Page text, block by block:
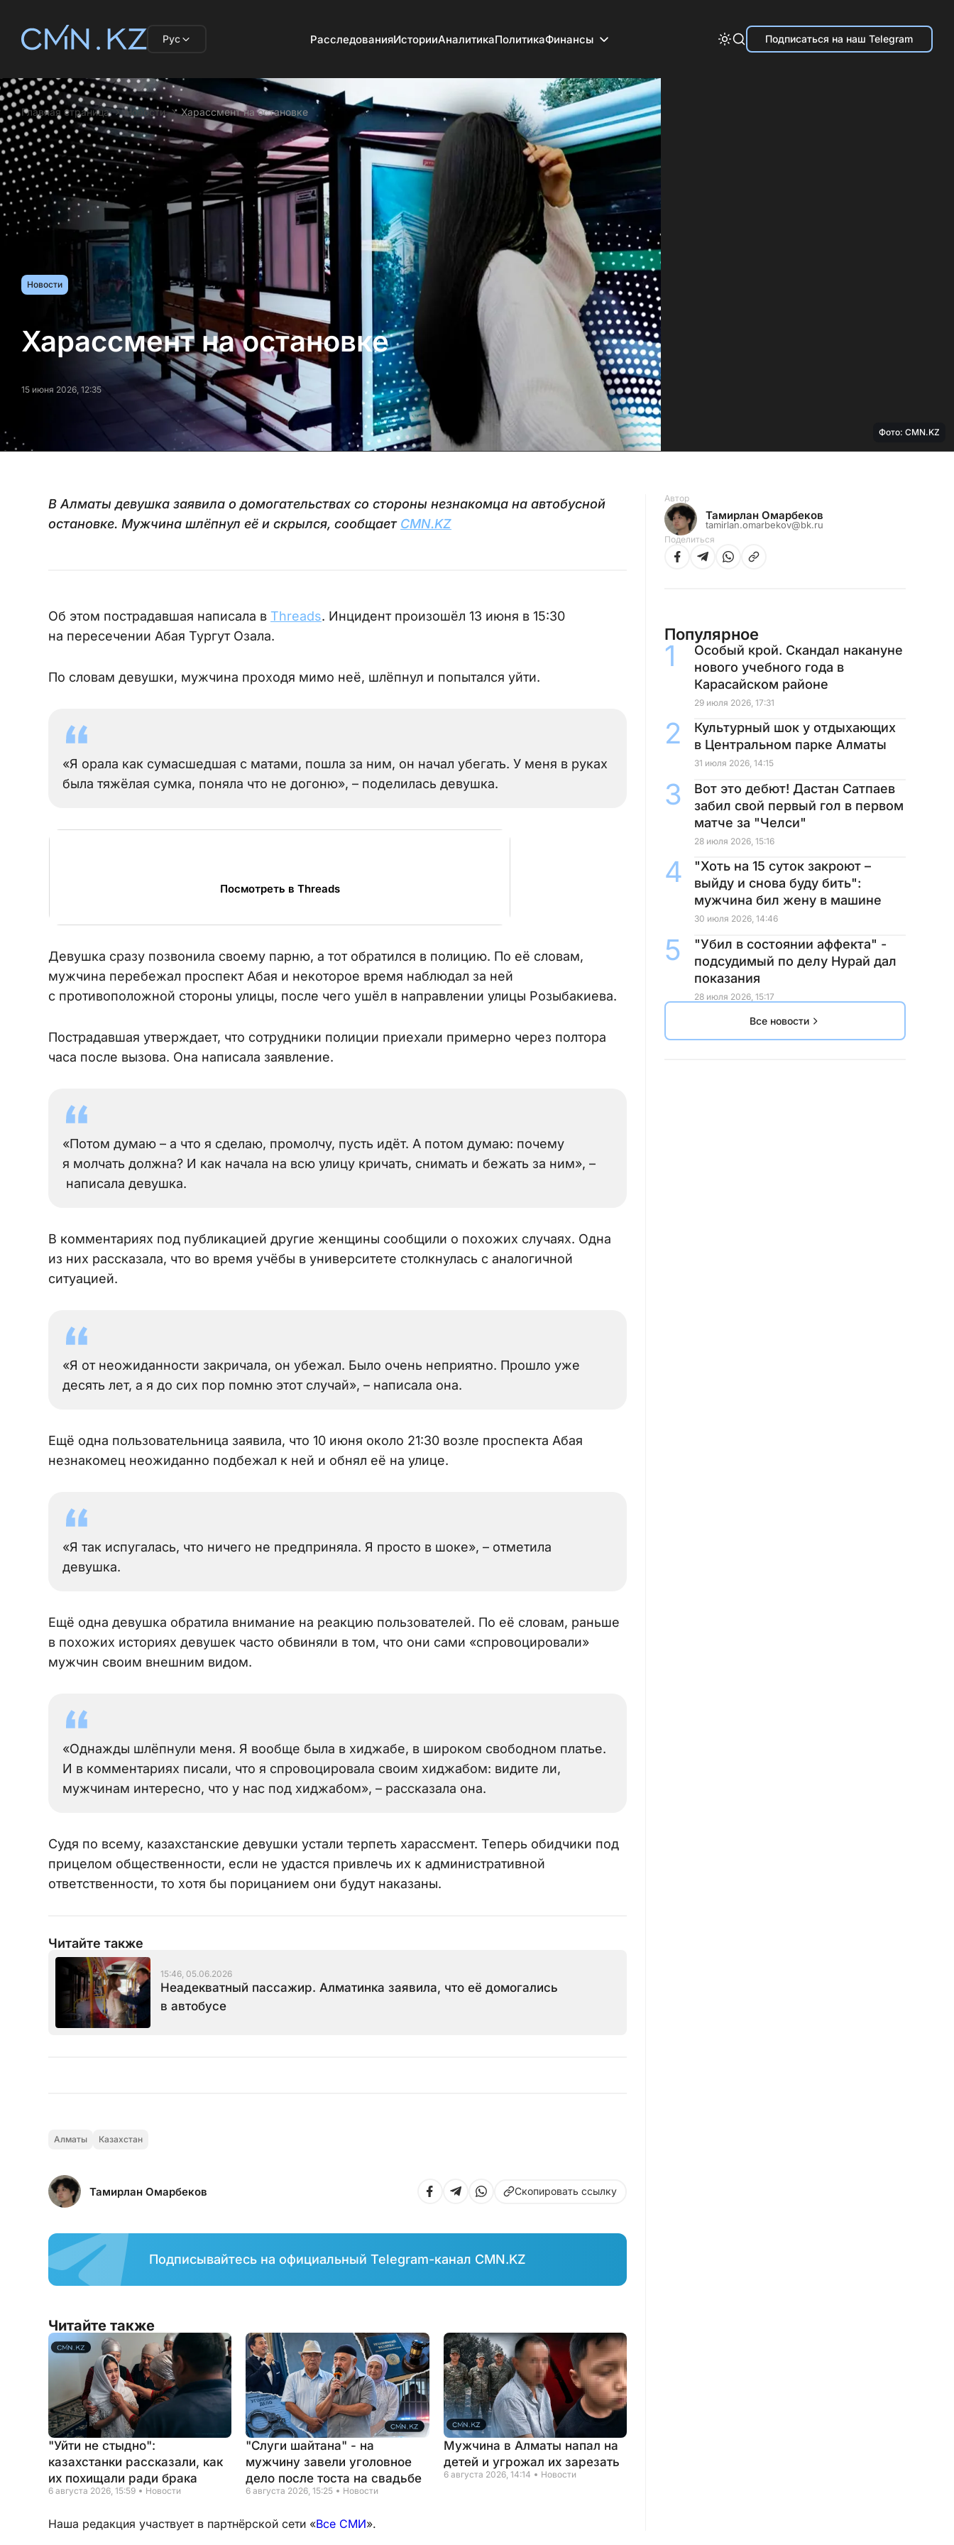
Рус РасследованияИсторииАналитикаПолитикаФинансы Подписаться на наш Telegram
Главная страница Новости Харассмент на остановке
Новости
Харассмент на остановке
15 июня 2026, 12:35
Фото: CMN.KZ
В Алматы девушка заявила о домогательствах со стороны незнакомца на автобусной
остановке. Мужчина шлёпнул её и скрылся, сообщает CMN.KZ
Об этом пострадавшая написала в Threads. Инцидент произошёл 13 июня в 15:30
на пересечении Абая Тургут Озала.
По словам девушки, мужчина проходя мимо неё, шлёпнул и попытался уйти.
«Я орала как сумасшедшая с матами, пошла за ним, он начал убегать. У меня в руках
была тяжёлая сумка, поняла что не догоню», – поделилась девушка.
Посмотреть в Threads
Девушка сразу позвонила своему парню, а тот обратился в полицию. По её словам,
мужчина перебежал проспект Абая и некоторое время наблюдал за ней
с противоположной стороны улицы, после чего ушёл в направлении улицы Розыбакиева.
Пострадавшая утверждает, что сотрудники полиции приехали примерно через полтора
часа после вызова. Она написала заявление.
«Потом думаю – а что я сделаю, промолчу, пусть идёт. А потом думаю: почему
я молчать должна? И как начала на всю улицу кричать, снимать и бежать за ним», –
написала девушка.
В комментариях под публикацией другие женщины сообщили о похожих случаях. Одна
из них рассказала, что во время учёбы в университете столкнулась с аналогичной
ситуацией.
«Я от неожиданности закричала, он убежал. Было очень неприятно. Прошло уже
десять лет, а я до сих пор помню этот случай», – написала она.
Ещё одна пользовательница заявила, что 10 июня около 21:30 возле проспекта Абая
незнакомец неожиданно подбежал к ней и обнял её на улице.
«Я так испугалась, что ничего не предприняла. Я просто в шоке», – отметила
девушка.
Ещё одна девушка обратила внимание на реакцию пользователей. По её словам, раньше
в похожих историях девушек часто обвиняли в том, что они сами «спровоцировали»
мужчин своим внешним видом.
«Однажды шлёпнули меня. Я вообще была в хиджабе, в широком свободном платье.
И в комментариях писали, что я спровоцировала своим хиджабом: видите ли,
мужчинам интересно, что у нас под хиджабом», – рассказала она.
Судя по всему, казахстанские девушки устали терпеть харассмент. Теперь обидчики под
прицелом общественности, если не удастся привлечь их к административной
ответственности, то хотя бы порицанием они будут наказаны.
Читайте также
15:46, 05.06.2026
Неадекватный пассажир. Алматинка заявила, что её домогались
в автобусе
Алматы Казахстан
Тамирлан Омарбеков Скопировать ссылку
Подписывайтесь на официальный Telegram-канал CMN.KZ
Читайте также
"Уйти не стыдно":
казахстанки рассказали, как
их похищали ради брака
6 августа 2026, 15:59 Новости
"Слуги шайтана" - на
мужчину завели уголовное
дело после тоста на свадьбе
6 августа 2026, 15:25 Новости
Мужчина в Алматы напал на
детей и угрожал их зарезать
6 августа 2026, 14:14 Новости
Наша редакция участвует в партнёрской сети «Все СМИ».
Автор
Тамирлан Омарбеков
tamirlan.omarbekov@bk.ru
Поделиться
Популярное
Особый крой. Скандал накануне
нового учебного года в
Карасайском районе
29 июля 2026, 17:31
Культурный шок у отдыхающих
в Центральном парке Алматы
31 июля 2026, 14:15
Вот это дебют! Дастан Сатпаев
забил свой первый гол в первом
матче за "Челси"
28 июля 2026, 15:16
"Хоть на 15 суток закроют –
выйду и снова буду бить":
мужчина бил жену в машине
30 июля 2026, 14:46
"Убил в состоянии аффекта" -
подсудимый по делу Нурай дал
показания
28 июля 2026, 15:17
Все новости